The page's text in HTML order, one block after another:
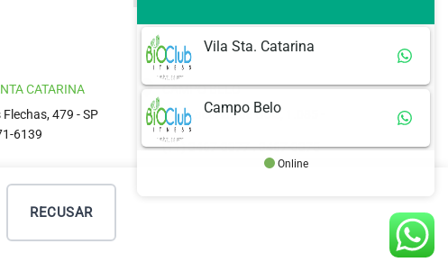
RECUSAR
CATARINA
Flechas, 479 - SP
6139
CAMPO BELO
Rua Zacarias de Góis, 1.085 -
SP
(11) 3467-3377 . 3467-3375
Vila Sta. Catarina
Campo Belo
Online